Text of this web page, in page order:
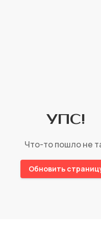
УПС!
Что-то пошло не
Обновить